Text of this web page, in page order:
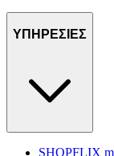
ΥΠΗΡΕΣΙΕΣ
SHOPFLIX